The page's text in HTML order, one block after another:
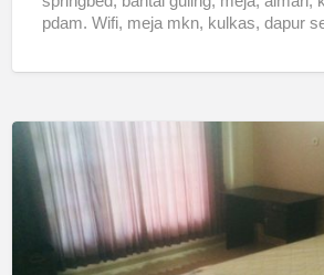
pdam. Wifi, meja mkn, kulkas, dapur
Kost
Putri
Exclusive